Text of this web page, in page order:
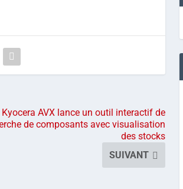
Kyocera AVX lance un outil interactif de
de composants avec visualisation
des stocks
SUIVANT